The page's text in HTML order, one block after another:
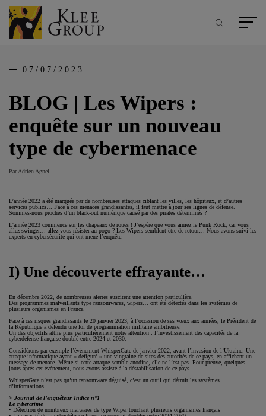
Aller
au
contenu
principal
Recherche
Menu
BLOG | Les Wipers :
enquête sur un nouveau
type de cybermenace
07/07/2023
Par Adrien Agnel
L’année 2022 a été marquée par de nombreuses attaques ciblant les villes, les hôpitaux, et d’autres
services publics… Face à ces menaces grandissantes, il faut mettre à jour ses lignes de défense.
Sommes-nous proches d’un black-out numérique causé par des pirates déterminés ?
L’année 2023 commence sur les chapeaux de roues ! J’espère que vous aimez le Punk Rock, car vous
allez swinger… allez-vous résister au pogo ? Les Wipers semblent être de retour… Nous avons suivi les
experts en cybersécurité qui ont mené l’enquête.
I) Une découverte effrayante…
En décembre 2022, de nombreuses alertes suscitent une attention particulière.
Des programmes malveillants type ransomwares, wipers… ont été détectés dans les systèmes de
plusieurs organismes en France.
Face à ces risques grandissants le 20 janvier 2023, à l’occasion de ses vœux aux armées, le Président de
la République a défendu une loi de programmation militaire ambitieuse.
Un des objectifs attire plus particulièrement notre attention : l’investissement des capacités de la
cyberdéfense française doublé entre 2024 et 2030.
Considérons par exemple l’événement WhisperGate de janvier 2022, avant l’invasion de l’Ukraine. Une
attaque informatique ayant « défiguré » une vingtaine de sites des autorités de ce pays, en affichant un
message de menace. Même si cette attaque semble anodine, elle ne l’est pas. Pour preuve, quelques
jours après cet événement, nous avons assisté à la déstabilisation de ce pays.
WhisperGate n’est pas qu’un ransomware déguisé, c’est un outil qui détruit les systèmes
d’informations.
> Journal de l’enquêteur Indice n°1
Le cybercrime
• Détection de nombreux malwares de type Wiper touchant plusieurs organismes français